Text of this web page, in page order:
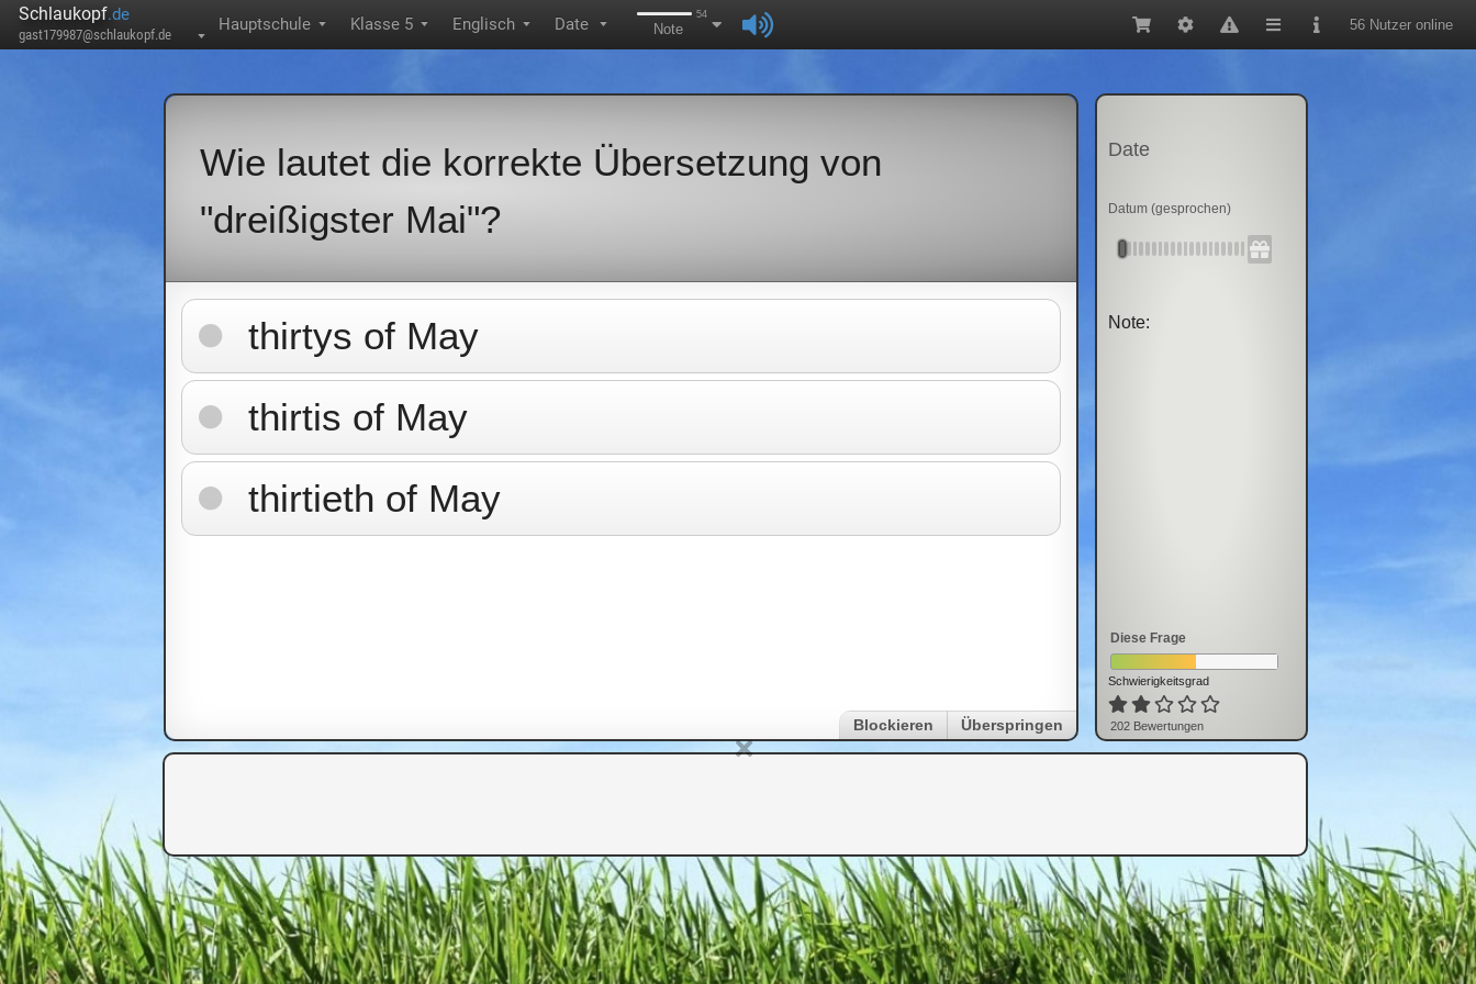
Schlaukopf.de
gast179987@schlaukopf.de ▼
Hauptschule ▼ Klasse 5 ▼ Englisch ▼ Date ▼
54
Note 56 Nutzer online
Wie lautet die korrekte Übersetzung von
"dreißigster Mai"?
thirtys of May
thirtis of May
thirtieth of May
Blockieren Überspringen
Date
Datum (gesprochen)
Note:
Diese Frage
Schwierigkeitsgrad
202 Bewertungen